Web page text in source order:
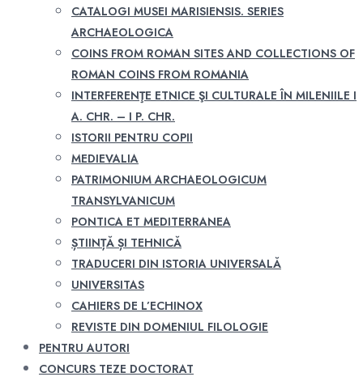
CATALOGI MUSEI MARISIENSIS. SERIES
ARCHAEOLOGICA
COINS FROM ROMAN SITES AND COLLECTIONS OF
ROMAN COINS FROM ROMANIA
INTERFERENŢE ETNICE ŞI CULTURALE ÎN MILENIILE I
A. CHR. – I P. CHR.
ISTORII PENTRU COPII
MEDIEVALIA
PATRIMONIUM ARCHAEOLOGICUM
TRANSYLVANICUM
PONTICA ET MEDITERRANEA
ȘTIINȚĂ ȘI TEHNICĂ
TRADUCERI DIN ISTORIA UNIVERSALĂ
UNIVERSITAS
CAHIERS DE L’ECHINOX
REVISTE DIN DOMENIUL FILOLOGIE
PENTRU AUTORI
CONCURS TEZE DOCTORAT